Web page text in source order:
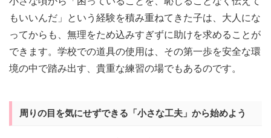
もいいんだ」という経験を積み重ねてきた子は、大人にな
ってからも、無理をため込みすぎずに助けを求めることが
できます。学校での道具の使用は、その第一歩を安全な環
境の中で踏み出す、貴重な練習の場でもあるのです。
周りの目を気にせずできる「小さな工夫」から始めよう